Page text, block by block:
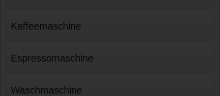
Kaffeemaschine
Espressomaschine
Waschmaschine